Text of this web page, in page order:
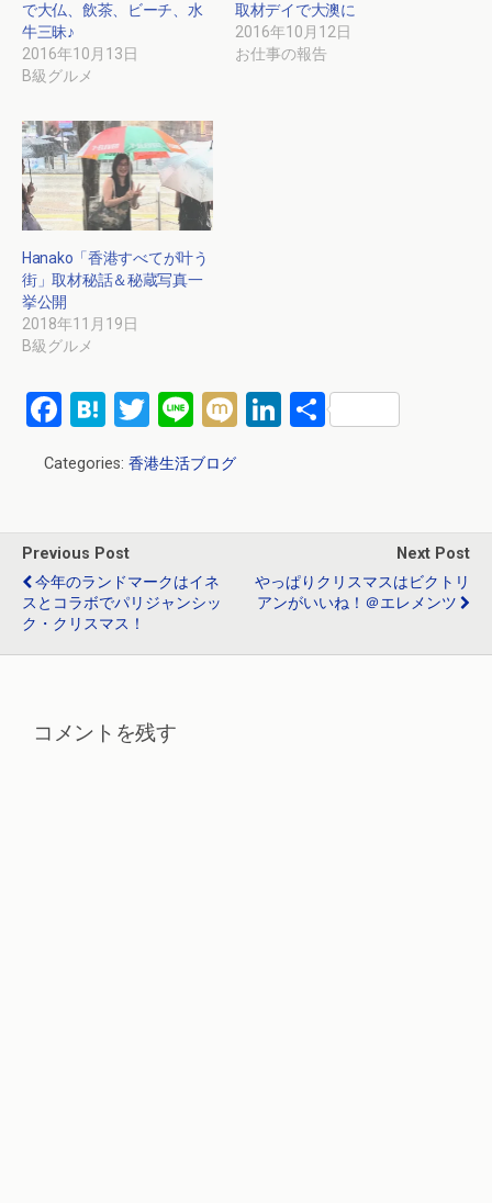
で大仏、飲茶、ビーチ、水
牛三昧♪
2016年10月13日
B級グルメ
取材デイで大澳に
2016年10月12日
お仕事の報告
Hanako「香港すべてが叶う
街」取材秘話＆秘蔵写真一
挙公開
2018年11月19日
B級グルメ
F
ce
o
o
k
H
e
a
T
wi
tt
Li
n
e
M Li 共
Categories: 香港生活ブログ
Previous Post
今年のランドマークはイネ
スとコラボでパリジャンシッ
ク・クリスマス！
Next Post
やっぱりクリスマスはビクトリ
アンがいいね！＠エレメンツ
コメントを残す